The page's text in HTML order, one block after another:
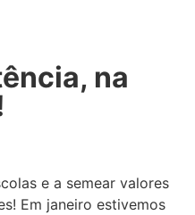
na
e a semear valores
Em janeiro estivemos